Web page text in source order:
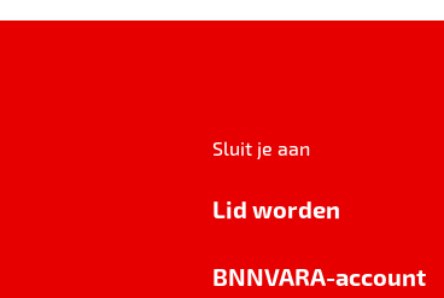
Sluit je aan
Lid worden
BNNVARA-account